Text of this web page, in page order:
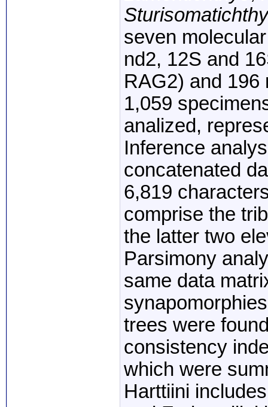
Sturisoma
seven molecular
nd2, 12S and
RAG2) and 196
1,059
analized,
Inference
concatenated
6,819
comprise the
the latter two
Parsimony
same data
trees were
consistency
which were
Harttiini includes